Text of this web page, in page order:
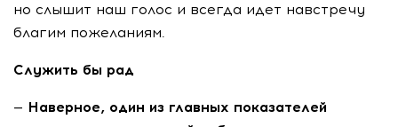
но слышит наш голос и всегда идет навстречу
благим пожеланиям.
Служить бы рад
— Наверное, один из главных показателей